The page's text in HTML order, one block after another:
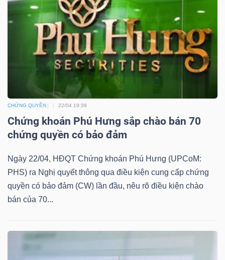
CHỨNG QUYỀN 22/04 19:39
Chứng khoán Phú Hưng sắp chào bán 70
chứng quyền có bảo đảm
Ngày 22/04, HĐQT Chứng khoán Phú Hưng (UPCoM:
PHS) ra Nghị quyết thông qua điều kiện cung cấp chứng
quyền có bảo đảm (CW) lần đầu, nêu rõ điều kiện chào
bán của 70...
Mã
chứng
khoán
Tất cả Cổ phiếu Chỉ số Chứng chỉ quỹ Chứng
Lãnh